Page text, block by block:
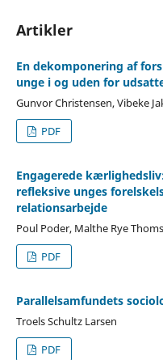
Artikler
En dekomponering af
unge i og uden for
Gunvor Christensen, Vibeke
PDF
Engagerede
refleksive unges
relationsarbejde
Poul Poder, Malthe Rye
PDF
Parallelsamfundets
Troels Schultz Larsen
PDF